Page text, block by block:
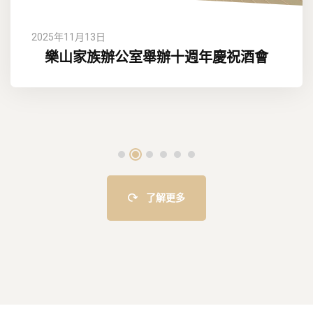
2025年11月13日
樂山家族辦公室舉辦十週年慶祝酒會
了解更多